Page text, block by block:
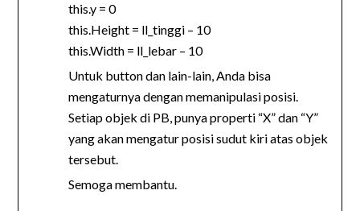
this.y = 0
this.Height = ll_tinggi – 10
this.Width = ll_lebar – 10
Untuk button dan lain-lain, Anda bisa
mengaturnya dengan memanipulasi posisi.
Setiap objek di PB, punya properti “X” dan “Y”
yang akan mengatur posisi sudut kiri atas objek
tersebut.
Semoga membantu.